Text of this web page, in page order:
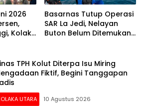
2026
Kolaka
Basarnas Tutup Operasi
SAR La Jedi, Nelayan
Buton Belum Ditemukan
TPH Kolut Diterpa Isu Miring
Fiktif, Begini Tanggapan
UTARA 10 Agustus 2026